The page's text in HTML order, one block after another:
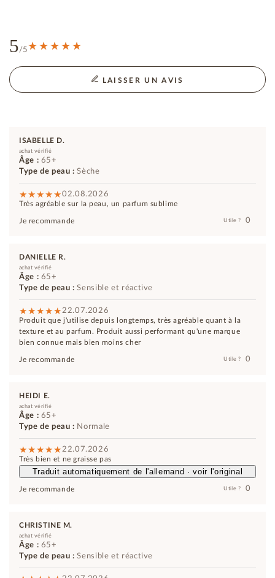
5/5
LAISSER UN AVIS
ISABELLE D.
achat vérifié
Âge : 65+
Type de peau : Sèche
02.08.2026
Très agréable sur la peau, un parfum sublime
Je recommande Utile ? 0
DANIELLE R.
achat vérifié
Âge : 65+
Type de peau : Sensible et réactive
22.07.2026
Produit que j'utilise depuis longtemps, très agréable quant à la
texture et au parfum. Produit aussi performant qu'une marque
bien connue mais bien moins cher
Je recommande Utile ? 0
HEIDI E.
achat vérifié
Âge : 65+
Type de peau : Normale
22.07.2026
Très bien et ne graisse pas
Traduit automatiquement de l'allemand · voir l'original
Je recommande Utile ? 0
CHRISTINE M.
achat vérifié
Âge : 65+
Type de peau : Sensible et réactive